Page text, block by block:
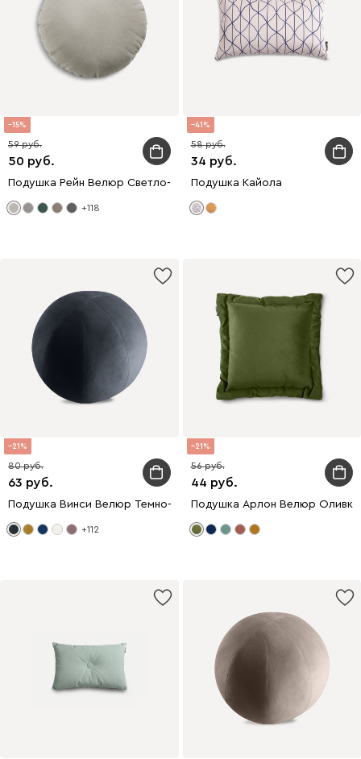
15
50
59
Подушка Рейн Велюр Светло-серый
+118
41
34
58
Подушка Кайола
21
63
80
Подушка Винси Велюр Темно-синий
+112
21
44
56
Подушка Арлон Велюр